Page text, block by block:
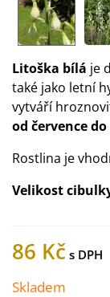
Litoška bílá je
také jako letní
vytváří
od července
Rostlina je
Velikost
86 Kč
Skladem